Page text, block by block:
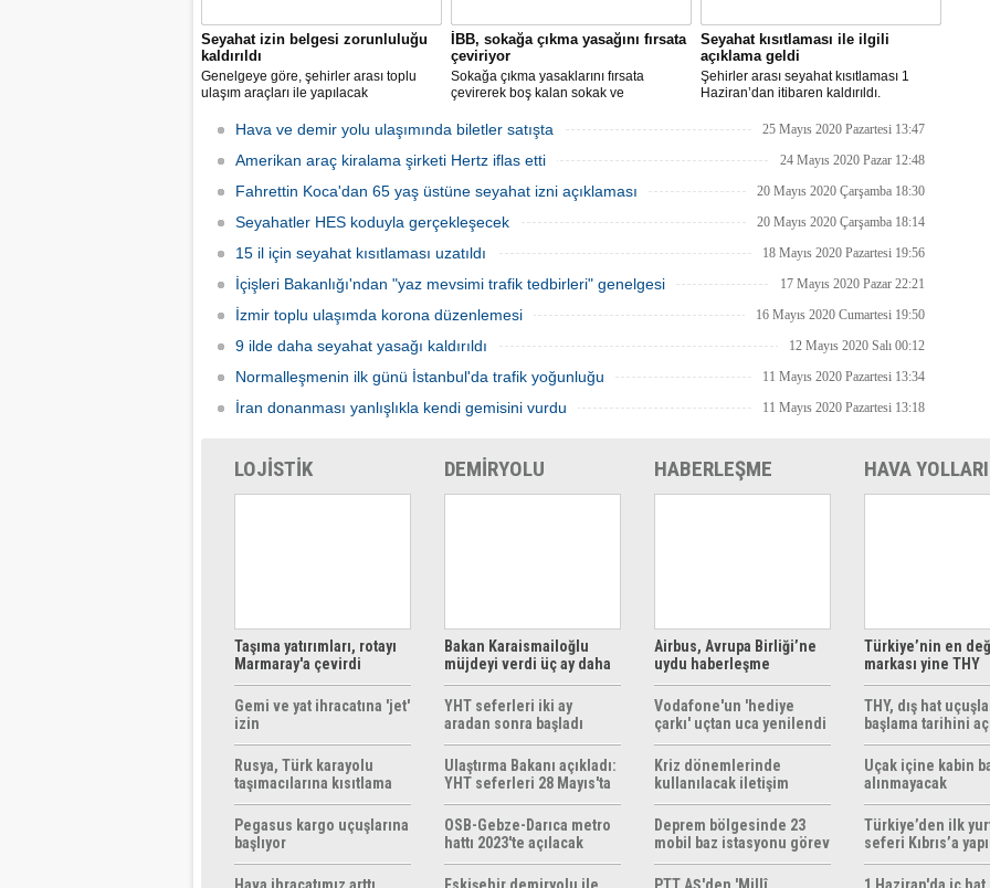
Seyahat izin belgesi zorunluluğu
kaldırıldı
Genelgeye göre, şehirler arası toplu
ulaşım araçları ile yapılacak
zorunluluğu yürürlükten kaldırıldı.
İBB, sokağa çıkma yasağını fırsata
çeviriyor
Sokağa çıkma yasaklarını fırsata
çevirerek boş kalan sokak ve
yakalayan İBB, bu hafta sonu, şimdiye
kadarki en yüksek sayıdaki personeliyle
iş başında olacak.
Seyahat kısıtlaması ile ilgili
açıklama geldi
Şehirler arası seyahat kısıtlaması 1
Haziran’dan itibaren kaldırıldı.
bazı şehirler için seyahat kısıtlaması
Hava ve demir yolu ulaşımında biletler satışta 25 Mayıs 2020 Pazartesi 13:47
Amerikan araç kiralama şirketi Hertz iflas etti 24 Mayıs 2020 Pazar 12:48
Fahrettin Koca'dan 65 yaş üstüne seyahat izni açıklaması 20 Mayıs 2020 Çarşamba 18:30
Seyahatler HES koduyla gerçekleşecek 20 Mayıs 2020 Çarşamba 18:14
15 il için seyahat kısıtlaması uzatıldı 18 Mayıs 2020 Pazartesi 19:56
İçişleri Bakanlığı'ndan "yaz mevsimi trafik tedbirleri" genelgesi 17 Mayıs 2020 Pazar 22:21
İzmir toplu ulaşımda korona düzenlemesi 16 Mayıs 2020 Cumartesi 19:50
9 ilde daha seyahat yasağı kaldırıldı 12 Mayıs 2020 Salı 00:12
Normalleşmenin ilk günü İstanbul'da trafik yoğunluğu 11 Mayıs 2020 Pazartesi 13:34
İran donanması yanlışlıkla kendi gemisini vurdu 11 Mayıs 2020 Pazartesi 13:18
LOJİSTİK
Taşıma yatırımları, rotayı
Marmaray'a çevirdi
Gemi ve yat ihracatına 'jet'
izin
Rusya, Türk karayolu
taşımacılarına kısıtlama
getirebilir
Pegasus kargo uçuşlarına
başlıyor
DEMİRYOLU
Bakan Karaismailoğlu
müjdeyi verdi üç ay daha
ücretsiz
YHT seferleri iki ay
aradan sonra başladı
Ulaştırma Bakanı açıkladı:
YHT seferleri 28 Mayıs'ta
başlıyor
OSB-Gebze-Darıca metro
hattı 2023'te açılacak
HABERLEŞME
Airbus, Avrupa Birliği’ne
uydu haberleşme
çözümleri sunuyor
Vodafone'un 'hediye
çarkı' uçtan uca yenilendi
Kriz dönemlerinde
kullanılacak iletişim
yöntemleri rehberi
hazırlandı
Deprem bölgesinde 23
mobil baz istasyonu görev
yapıyor
HAVA YOLLARI
Türkiye’nin en
markası yine THY
THY, dış hat
başlama tarihini
Uçak içine kabin
alınmayacak
Türkiye’den ilk yurt
seferi Kıbrıs’a